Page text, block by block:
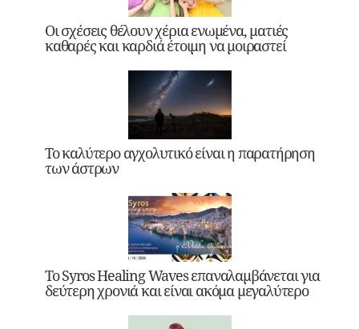
Οι σχέσεις θέλουν χέρια ενωμένα, ματιές
καθαρές και καρδιά έτοιμη να μοιραστεί
Το καλύτερο αγχολυτικό είναι η παρατήρηση
των άστρων
Το Syros Healing Waves επαναλαμβάνεται για
δεύτερη χρονιά και είναι ακόμα μεγαλύτερο